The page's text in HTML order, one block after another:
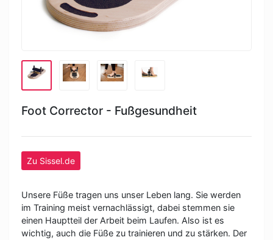
Foot Corrector - Fußgesundheit
Zu Sissel.de
Unsere Füße tragen uns unser Leben lang. Sie werden
im Training meist vernachlässigt, dabei stemmen sie
einen Hauptteil der Arbeit beim Laufen. Also ist es
wichtig, auch die Füße zu trainieren und zu stärken. Der